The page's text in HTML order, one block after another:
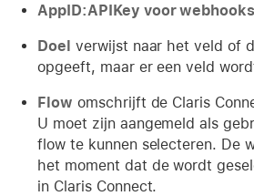
AppID:APIKey voor webhooks
Doel verwijst naar het veld of
opgeeft, maar er een veld
Flow omschrijft de Claris
U moet zijn aangemeld als
flow te kunnen selecteren. De
het moment dat de wordt
in Claris Connect.